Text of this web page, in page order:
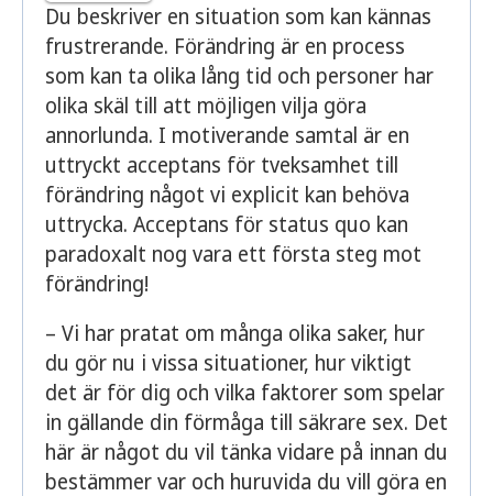
Du beskriver en situation som kan kännas
frustrerande. Förändring är en process
som kan ta olika lång tid och personer har
olika skäl till att möjligen vilja göra
annorlunda. I motiverande samtal är en
uttryckt acceptans för tveksamhet till
förändring något vi explicit kan behöva
uttrycka. Acceptans för status quo kan
paradoxalt nog vara ett första steg mot
förändring!
– Vi har pratat om många olika saker, hur
du gör nu i vissa situationer, hur viktigt
det är för dig och vilka faktorer som spelar
in gällande din förmåga till säkrare sex. Det
här är något du vil tänka vidare på innan du
bestämmer var och huruvida du vill göra en